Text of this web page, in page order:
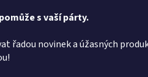
s vaší párty.
řadou novinek a úžasných